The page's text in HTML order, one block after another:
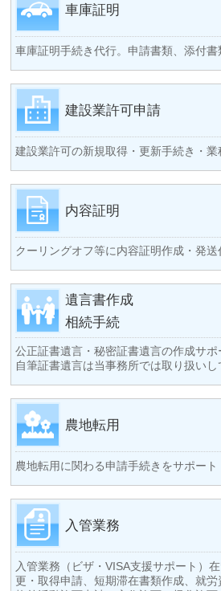
車庫証明
車庫証明手続き代行。申請書類、添付
建設業許可申請
建設業許可の新規取得・更新手続き・業
内容証明
クーリングオフ等に内容証明作成・発送
遺言書作成
相続手続
公正証書遺言・秘密証書遺言の作成サポ
自筆証書遺言は当事務所では取り扱い
農地転用
農地転用に関わる申請手続きをサポート
入管業務
入管業務（ビザ・VISA支援サポート）
更・取得申請、短期滞在書類作成、就